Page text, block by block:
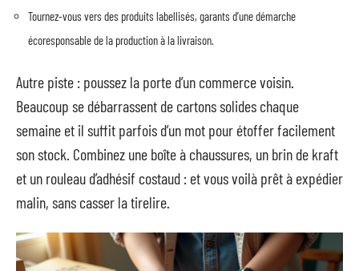
Tournez-vous vers des produits labellisés, garants d’une démarche
écoresponsable de la production à la livraison.
Autre piste : poussez la porte d’un commerce voisin.
Beaucoup se débarrassent de cartons solides chaque
semaine et il suffit parfois d’un mot pour étoffer facilement
son stock. Combinez une boîte à chaussures, un brin de kraft
et un rouleau d’adhésif costaud : et vous voilà prêt à expédier
malin, sans casser la tirelire.